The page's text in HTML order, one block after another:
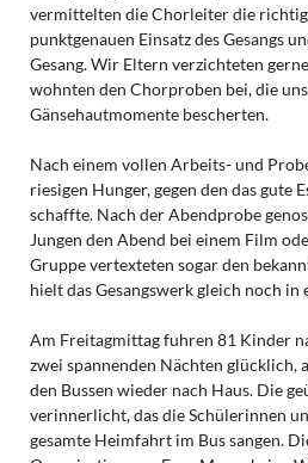
vermittelten die Chorleiter die
punktgenauen Einsatz des Gesangs
Gesang. Wir Eltern verzichteten
wohnten den Chorproben bei, die
Gänsehautmomente bescherten.
Nach einem vollen Arbeits- und
riesigen Hunger, gegen den das gute
schaffte. Nach der Abendprobe
Jungen den Abend bei einem Film
Gruppe vertexteten sogar den
hielt das Gesangswerk gleich noch in
Am Freitagmittag fuhren 81 Kinder
zwei spannenden Nächten glücklich,
den Bussen wieder nach Haus. Die
verinnerlicht, das die Schülerinnen
gesamte Heimfahrt im Bus sangen.